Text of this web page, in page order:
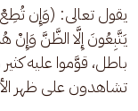
يقول تعالى: (وَإِن
يَتَّبِعُونَ إِلَّا الظَّنَّ
باطل، قوَّموا عليه
تشاهدون على ظهر